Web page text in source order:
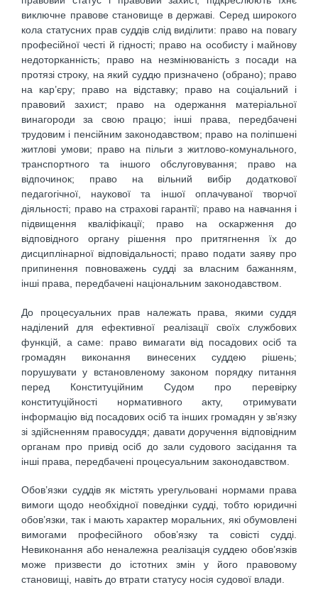
виключне правове становище в державі. Серед широкого
кола статусних прав суддів слід виділити: право на повагу
професійної честі й гідності; право на особисту і майнову
недоторканність; право на незмінюваність з посади на
протязі строку, на який суддю призначено (обрано); право
на кар’єру; право на відставку; право на соціальний і
правовий захист; право на одержання матеріальної
винагороди за свою працю; інші права, передбачені
трудовим і пенсійним законодавством; право на поліпшені
житлові умови; право на пільги з житлово-комунального,
транспортного та іншого обслуговування; право на
відпочинок; право на вільний вибір додаткової
педагогічної, наукової та іншої оплачуваної творчої
діяльності; право на страхові гарантії; право на навчання і
підвищення кваліфікації; право на оскарження до
відповідного органу рішення про притягнення їх до
дисциплінарної відповідальності; право подати заяву про
припинення повноважень судді за власним бажанням,
інші права, передбачені національним законодавством.
До процесуальних прав належать права, якими суддя
наділений для ефективної реалізації своїх службових
функцій, а саме: право вимагати від посадових осіб та
громадян виконання винесених суддею рішень;
порушувати у встановленому законом порядку питання
перед Конституційним Судом про перевірку
конституційності нормативного акту, отримувати
інформацію від посадових осіб та інших громадян у зв’язку
зі здійсненням правосуддя; давати доручення відповідним
органам про привід осіб до зали судового засідання та
інші права, передбачені процесуальним законодавством.
Обов’язки суддів як містять урегульовані нормами права
вимоги щодо необхідної поведінки судді, тобто юридичні
обов’язки, так і мають характер моральних, які обумовлені
вимогами професійного обов’язку та совісті судді.
Невиконання або неналежна реалізація суддею обов’язків
може призвести до істотних змін у його правовому
становищі, навіть до втрати статусу носія судової влади.